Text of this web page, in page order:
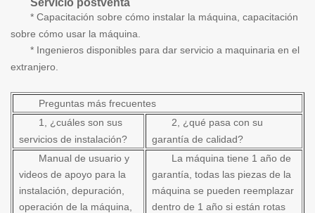
* Capacitación sobre cómo instalar la máquina, capacitación
sobre cómo usar la máquina.
* Ingenieros disponibles para dar servicio a maquinaria en el
extranjero.
Preguntas más frecuentes
1, ¿cuáles son sus
servicios de instalación?
2, ¿qué pasa con su
garantía de calidad?
Manual de usuario y
videos de apoyo para la
instalación, depuración,
operación de la máquina,
La máquina tiene 1 año de
garantía, todas las piezas de la
máquina se pueden reemplazar
dentro de 1 año si están rotas